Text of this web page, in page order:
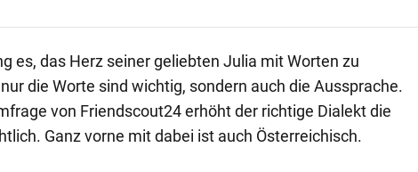
es, das Herz seiner geliebten Julia mit Worten zu
die Worte sind wichtig, sondern auch die Aussprache.
von Friendscout24 erhöht der richtige Dialekt die
Ganz vorne mit dabei ist auch Österreichisch.